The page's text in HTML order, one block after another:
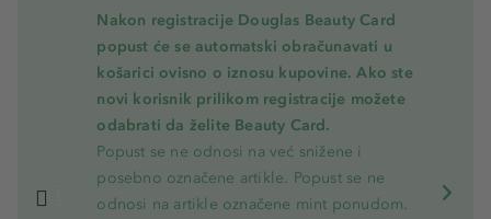
Nakon registracije Douglas Beauty Card
popust će se automatski obračunavati u
košarici ovisno o iznosu kupovine. Ako ste
novi korisnik prilikom registracije možete
odabrati da želite Beauty Card.
Popust se ne odnosi na već snižene i
posebno označene artikle. Popust se ne
odnosi na artikle označene mint ponudom.